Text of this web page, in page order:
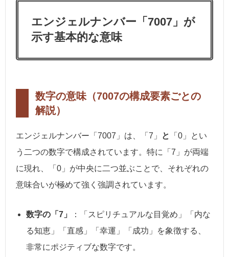
エンジェルナンバー「7007」が
示す基本的な意味
数字の意味（7007の構成要素ごとの
解説）
エンジェルナンバー「7007」は、「7」 と
「0」とい
う二つの数字で構成されています。特に「7」が両端
に現れ、「0」が中央に二つ並ぶことで、それぞれの
意味合いが極めて強く強調されています。
数字の「7」
：「スピリチュアルな目覚め」「内な
る知恵」「直感」「幸運」「成功」を象徴する、
非常にポジティブな数字です。